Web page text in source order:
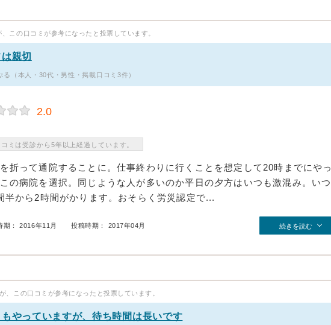
、この口コミが参考になったと投票しています。
親切
る（本人・30代・男性・掲載口コミ3件）
2.0
コミは受診から5年以上経過しています。
折って通院することに。仕事終わりに行くことを想定して20時までにやっ
の病院を選択。同じような人が多いのか平日の夕方はいつも激混み。いつ
半から2時間がかります。おそらく労災認定で...
期： 2016年11月 投稿時期： 2017年04月 続きを読む
が、この口コミが参考になったと投票しています。
やっていますが、待ち時間は長いです